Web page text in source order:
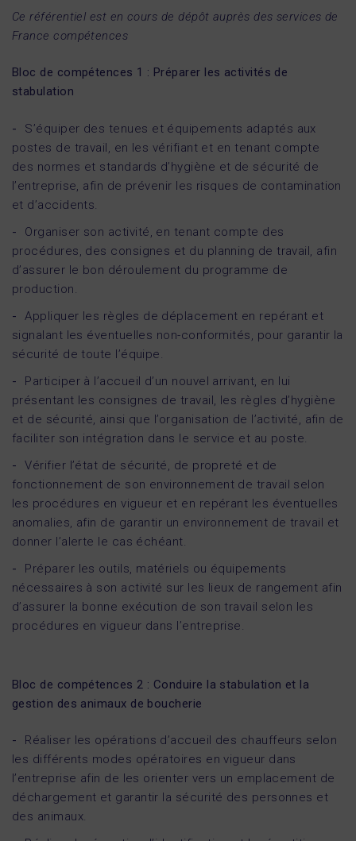
Ce référentiel est en cours de dépôt auprès des services de
France compétences
Bloc de compétences 1 : Préparer les activités de
stabulation
S’équiper des tenues et équipements adaptés aux
postes de travail, en les vérifiant et en tenant compte
des normes et standards d’hygiène et de sécurité de
l’entreprise, afin de prévenir les risques de contamination
et d’accidents.
Organiser son activité, en tenant compte des
procédures, des consignes et du planning de travail, afin
d’assurer le bon déroulement du programme de
production.
Appliquer les règles de déplacement en repérant et
signalant les éventuelles non-conformités, pour garantir la
sécurité de toute l’équipe.
Participer à l’accueil d’un nouvel arrivant, en lui
présentant les consignes de travail, les règles d’hygiène
et de sécurité, ainsi que l’organisation de l’activité, afin de
faciliter son intégration dans le service et au poste.
Vérifier l’état de sécurité, de propreté et de
fonctionnement de son environnement de travail selon
les procédures en vigueur et en repérant les éventuelles
anomalies, afin de garantir un environnement de travail et
donner l’alerte le cas échéant.
Préparer les outils, matériels ou équipements
nécessaires à son activité sur les lieux de rangement afin
d’assurer la bonne exécution de son travail selon les
procédures en vigueur dans l’entreprise.
Bloc de compétences 2 : Conduire la stabulation et la
gestion des animaux de boucherie
Réaliser les opérations d’accueil des chauffeurs selon
les différents modes opératoires en vigueur dans
l’entreprise afin de les orienter vers un emplacement de
déchargement et garantir la sécurité des personnes et
des animaux.